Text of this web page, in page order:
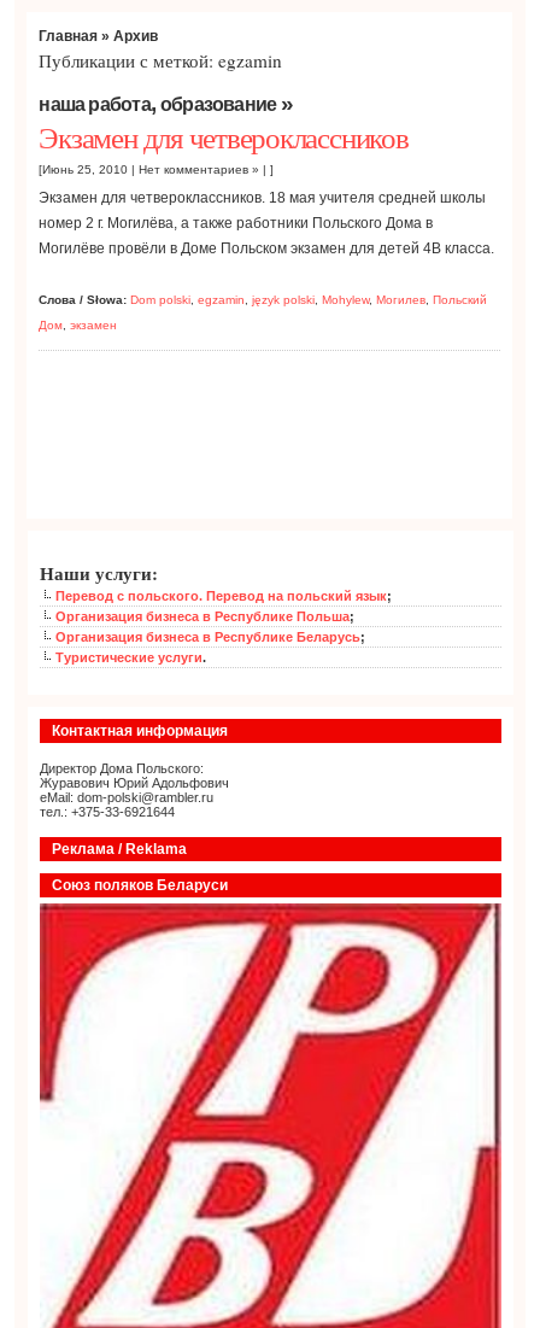
Главная » Архив
Публикации с меткой: egzamin
наша работа, образование»
Экзамен для четвероклассников
[Июнь 25, 2010 |Нет комментариев » | ]
Экзамен для четвероклассников. 18 мая учителя средней школы
номер 2 г. Могилёва, а также работники Польского Дома в
Могилёве провёли в Доме Польском экзамен для детей 4В класса.
Слова / Słowa: Dom polski ,egzamin ,język polski ,Mohylew,Могилев ,Польский
Дом ,экзамен
Наши услуги:
Перевод с польского. Перевод на польский язык;
Организация бизнеса в Республике Польша;
Организация бизнеса в Республике Беларусь;
Туристические услуги.
Контактная информация
Директор Дома Польского:
Журавович Юрий Адольфович
eMail: dom-polski@rambler.ru
тел.: +375-33-6921644
Реклама / Reklama
Союз поляков Беларуси